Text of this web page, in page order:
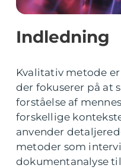
Indledning
Kvalitativ metode
der fokuserer på at
forståelse af
forskellige
anvender
metoder som
dokumentanalyse